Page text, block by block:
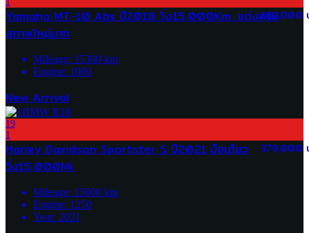
289,000
Yamaha MT-10 Abs ปี2018 วิ่ง15,000Km. แต่งครบ
สภาพใหม่มาก
Mileage: 15300 km
Engine: 1000
New Arrival
19
1
379,000
Harley Davidson Sportster S ปี2021 มือเดียว
วิ่ง15,000Mi.
Mileage: 15000 km
Engine: 1250
Year: 2021